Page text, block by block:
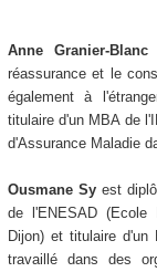
Anne Granier-
réassurance et le
également à
titulaire d'un MBA de
d'Assurance Maladie
Ousmane Syest
de l'ENESAD (Ecole
Dijon) et titulaire d'un
travaillé dans des